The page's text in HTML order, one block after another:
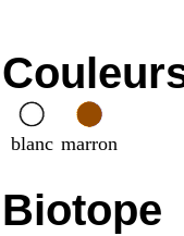
blanc marron
Biotope